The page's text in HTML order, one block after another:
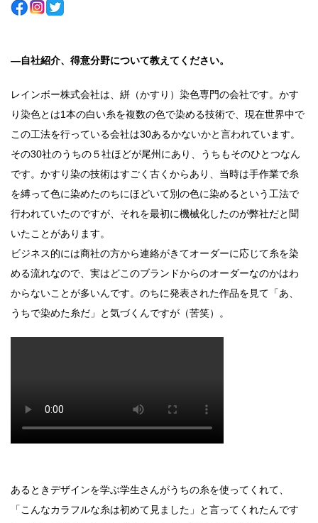
―自社紹介、得意分野について教えてください。
レインボー株式会社は、絣（かすり）染色専門の会社です。かす
り染色とは1本の白い糸を複数の色で染める技術で、現在世界中で
この工法を行っている会社は30あるかないかと言われています。
その30社のうちの５社ほどが尾州にあり、うちもそのひとつなん
です。かすり染の技術はすごく古くからあり、当時は手作業で糸
を縛って色に染めたのちにほどいて別の色に染めるという工法で
行われていたのですが、それを最初に機械化したのが弊社だと聞
いたことがあります。
ビジネス的には商社の方から連絡がきてオーダーに応じて糸を染
める流れなので、実はどこのブランドからのオーダーなのかはわ
からないことが多いんです。のちに発表された作品を見て「あ、
うちで染めた糸だ」と気づくんですが（苦笑）。
あるときデザインを学ぶ学生さんがうちの糸を使ってくれて、
「こんなカラフルな糸は初めて見ました」と言ってくれたんです